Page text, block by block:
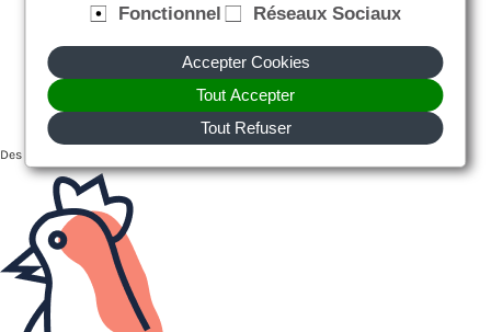
Des recettes faites maison, avec des produits frais et de saison
Fonctionnel Réseaux Sociaux
Accepter Cookies
Tout Accepter
Tout Refuser